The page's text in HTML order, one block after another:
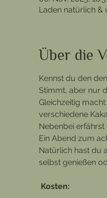
Laden natürlich &
Über die
Kennst du den
Stimmt, aber nur
Gleichzeitig
verschiedene
Nebenbei
Ein Abend zum
Natürlich hast du
selbst genießen
Kosten: